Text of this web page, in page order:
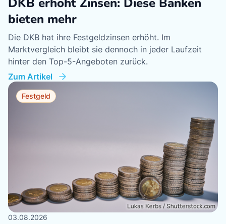
bieten mehr
Die DKB hat ihre Festgeldzinsen erhöht. Im
Marktvergleich bleibt sie dennoch in jeder Laufzeit
hinter den Top-5-Angeboten zurück.
Zum Artikel
Festgeld
03.08.2026